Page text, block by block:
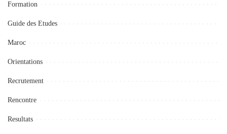
Formation
Guide des Etudes
Maroc
Orientations
Recrutement
Rencontre
Resultats